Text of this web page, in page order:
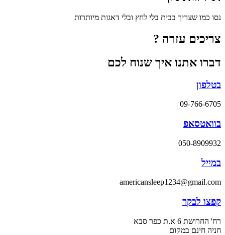
נסו כמו שצריך בבית בלי לחץ ובלי דאגות מיותרות
צריכים עזרה ?
דברו אתנו איך שנוח לכם
בטלפון
09-766-6705
בוואטסאפ
050-8909932
במייל
americansleep1234@gmail.com
קפצו לבקר
רח' החרושת 6 א.ת כפר סבא
חניה חינם במקום